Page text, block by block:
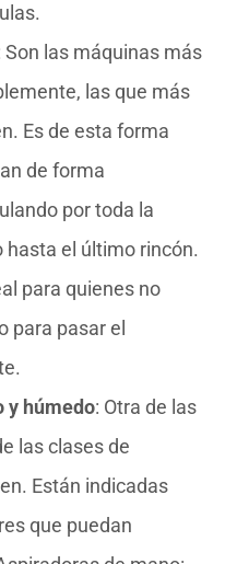
Son las máquinas más
las que más
Es de esta forma
de forma
por toda la
el último rincón.
para quienes no
para pasar el
y húmedo: Otra de las
las clases de
Están indicadas
que puedan